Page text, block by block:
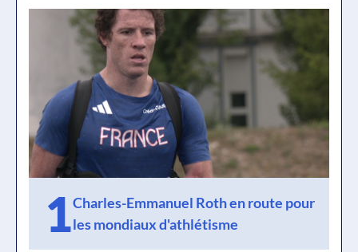
1Charles-Emmanuel Roth en route pour
les mondiaux d'athlétisme